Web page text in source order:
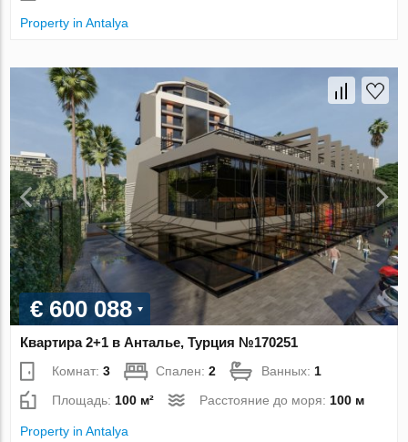
Property in Antalya
€ 600 088
Квартира 2+1 в Анталье, Турция №170251
Комнат:3 Спален:2 Ванных:1
Площадь:100 м² Расстояние до моря:100 м
Property in Antalya